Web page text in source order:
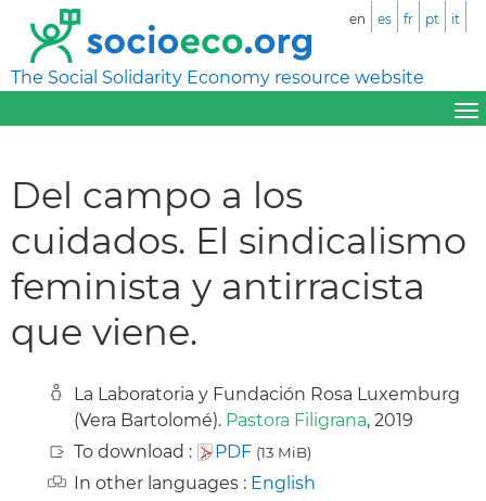
The Social Solidarity Economy resource website
en es fr pt it
Del campo a los
cuidados. El sindicalismo
feminista y antirracista
que viene.
La Laboratoria y Fundación Rosa Luxemburg
(Vera Bartolomé). Pastora Filigrana, 2019
To download :
PDF (13 MiB)
In other languages : English